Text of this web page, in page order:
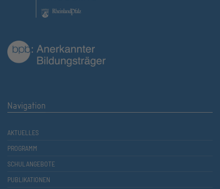
Navigation
AKTUELLES
PROGRAMM
SCHULANGEBOTE
PUBLIKATIONEN